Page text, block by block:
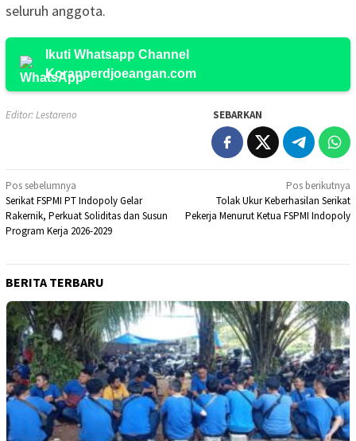
seluruh anggota.
Ikuti Whatsapp Channel
Koranperdjoeangan.com
Editor: Lestareno SEBARKAN
Navigasi
pos
Pos sebelumnya
Serikat FSPMI PT Indopoly Gelar
Rakernik, Perkuat Soliditas dan Susun
Program Kerja 2026-2029
Pos berikutnya
Tolak Ukur Keberhasilan Serikat
Pekerja Menurut Ketua FSPMI Indopoly
BERITA TERBARU